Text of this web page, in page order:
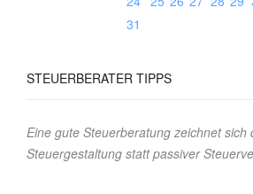
31
STEUERBERATER TIPPS
Eine gute Steuerberatung zeichnet sich
Steuergestaltung statt passiver